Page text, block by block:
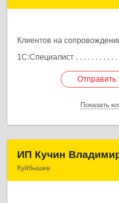
Клиентов на
1С:Специалист
Отправить
Показать
Отправить
Назад
ИП Кучин
Куйбышев
ИП Кучин